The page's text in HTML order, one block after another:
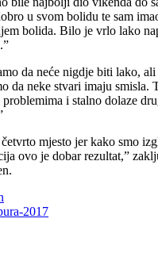
u svom bolidu te sam
bolida. Bilo je vrlo lako
da neće nigdje biti lako,
da neke stvari imaju smisla.
i stalno dolaze
mjesto jer kako smo
ovo je dobar rezultat,”
2017